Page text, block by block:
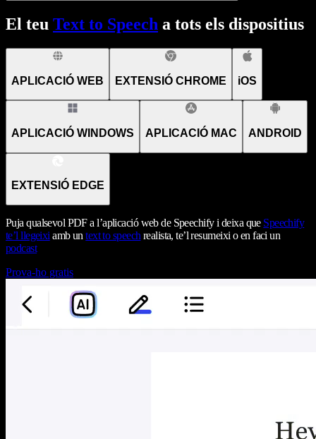
El teu Text to Speech a tots els dispositius
APLICACIÓ WEB EXTENSIÓ CHROME iOS
APLICACIÓ WINDOWS APLICACIÓ MAC ANDROID
EXTENSIÓ EDGE
Puja qualsevol PDF a l’aplicació web de Speechify i deixa que Speechify
te’l llegeixi amb untext to speech realista, te’l resumeixi o en faci un
podcast
Prova-ho gratis